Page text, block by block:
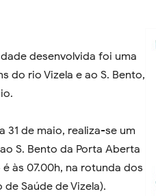
desenvolvida foi uma
do rio Vizela e ao S. Bento,
de maio, realiza-se um
S. Bento da Porta Aberta
às 07.00h, na rotunda dos
Saúde de Vizela).